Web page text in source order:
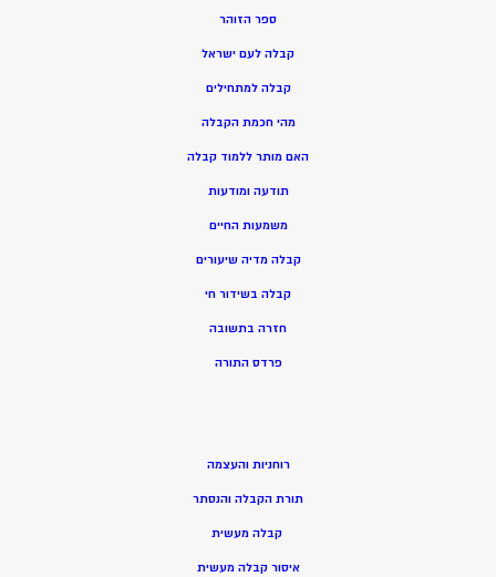
ספר הזוהר
קבלה לעם ישראל
קבלה למתחילים
מהי חכמת הקבלה
האם מותר ללמוד קבלה
תודעה ומודעות
משמעות החיים
קבלה מדיה שיעורים
קבלה בשידור חי
חזרה בתשובה
פרדס התורה
רוחניות והעצמה
תורת הקבלה והנסתר
קבלה מעשית
איסור קבלה מעשית